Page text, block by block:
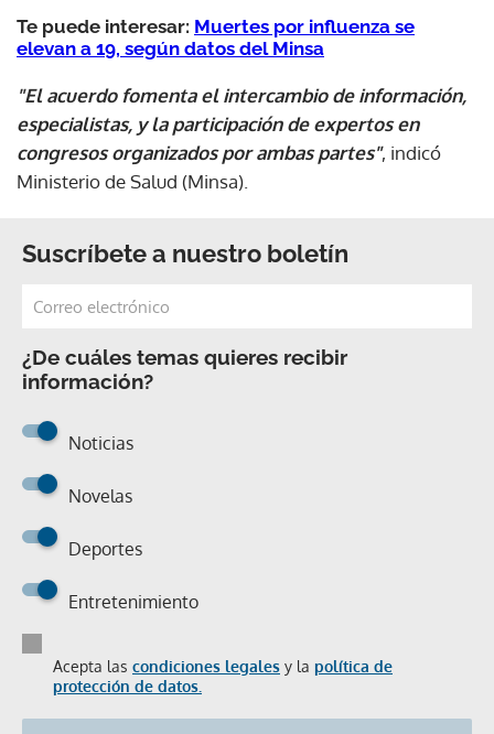
Te puede interesar: Muertes por influenza se
elevan a 19, según datos del Minsa
"El acuerdo fomenta el intercambio de información,
especialistas, y la participación de expertos en
congresos organizados por ambas partes", indicó
Ministerio de Salud (Minsa).
Suscríbete a nuestro boletín
¿De cuáles temas quieres recibir
información?
Noticias
Novelas
Deportes
Entretenimiento
Acepta las condiciones legales y la política de
protección de datos.